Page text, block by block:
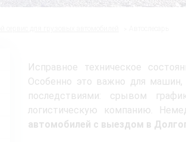
Исправное техническое
Особенно это важно для машин,
последствиями: срывом
логистическую компанию.
автомобилей с выездом в